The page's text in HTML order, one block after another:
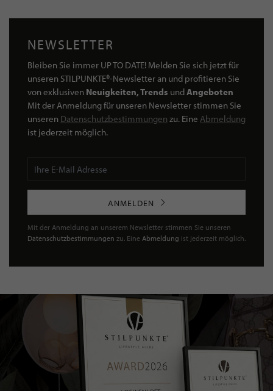
NEWSLETTER
Bleiben Sie immer UP TO DATE! Melden Sie sich jetzt für
unseren STILPUNKTE®-Newsletter an und profitieren Sie
von exklusiven Neuigkeiten, Trends undAngeboten
Mit der Anmeldung für unseren Newsletter stimmen Sie
unseren Datenschutzbestimmungen zu. Eine Abmeldung
ist jederzeit möglich.
ANMELDEN
Mit der Anmeldung an unserem Newsletter stimmen Sie unseren
Datenschutzbestimmungen zu. Eine Abmeldung ist jederzeit möglich.